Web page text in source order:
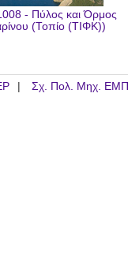
- Πύλος και Όρμος
(Τοπίο (ΤΙΦΚ))
Σχ. Πολ. Μηχ. ΕΜΠ